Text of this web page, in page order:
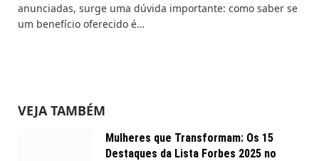
anunciadas, surge uma dúvida importante: como saber se
um benefício oferecido é…
VEJA TAMBÉM
Mulheres que Transformam: Os 15
Destaques da Lista Forbes 2025 no